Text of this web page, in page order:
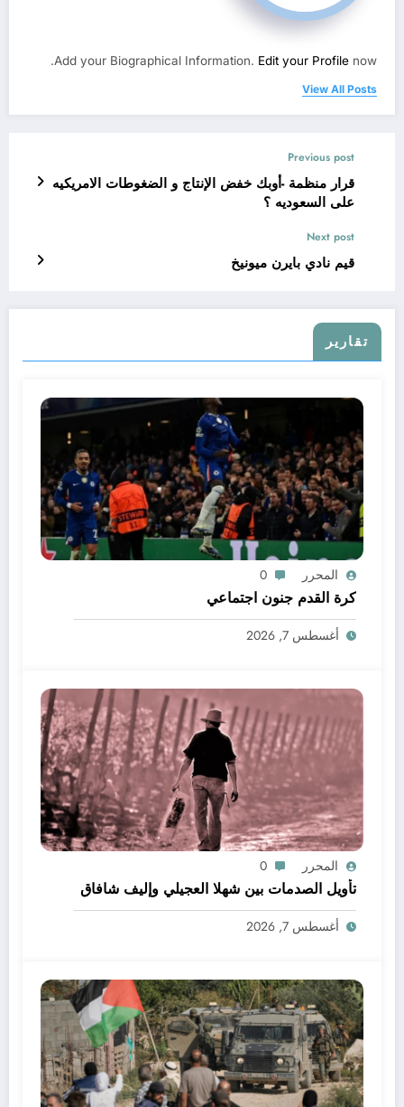
Add your Biographical Information. Edit your Profile now.
View All Posts
Previous post
قرار منظمة -أوبك خفض الإنتاج و الضغوطات الامريكيه
على السعوديه ؟
Next post
قيم نادي بايرن ميونيخ
تقارير
المحرر 0
كرة القدم جنون اجتماعي
أغسطس 7, 2026
المحرر 0
تأويل الصدمات بين شهلا العجيلي وإليف شافاق
أغسطس 7, 2026